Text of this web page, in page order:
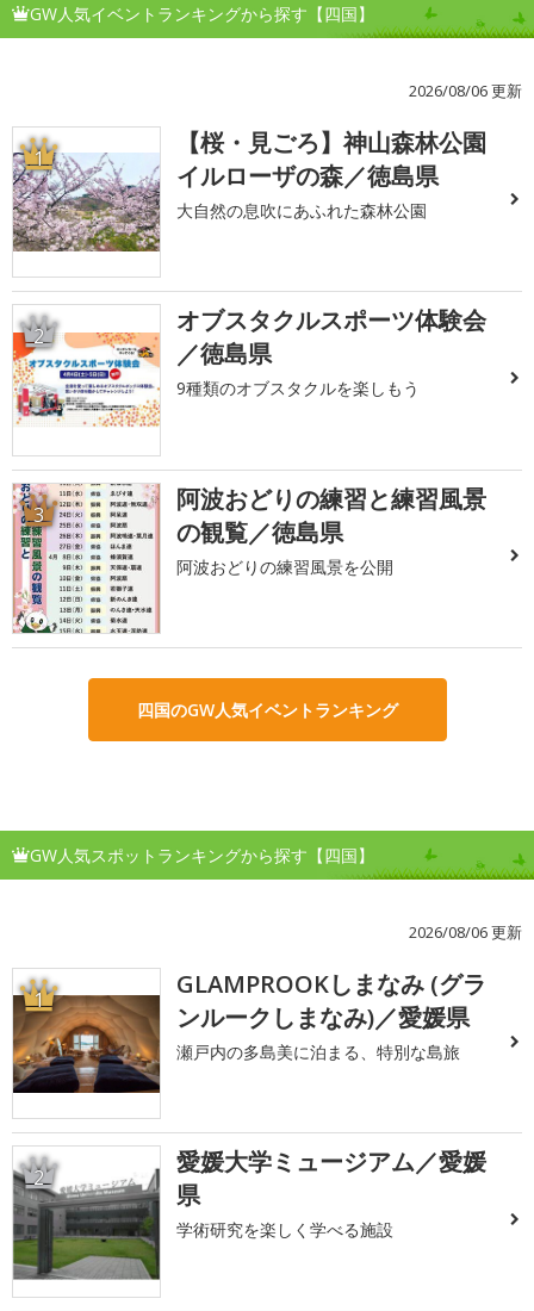
GW人気イベントランキングから探す【四国】
2026/08/06 更新
1
【桜・見ごろ】神山森林公園
イルローザの森／徳島県
大自然の息吹にあふれた森林公園
2
オブスタクルスポーツ体験会
／徳島県
9種類のオブスタクルを楽しもう
3
阿波おどりの練習と練習風景
の観覧／徳島県
阿波おどりの練習風景を公開
四国のGW人気イベントランキング
GW人気スポットランキングから探す【四国】
2026/08/06 更新
1
GLAMPROOKしまなみ (グラ
ンルークしまなみ)／愛媛県
瀬戸内の多島美に泊まる、特別な島旅
2
愛媛大学ミュージアム／愛媛
県
学術研究を楽しく学べる施設